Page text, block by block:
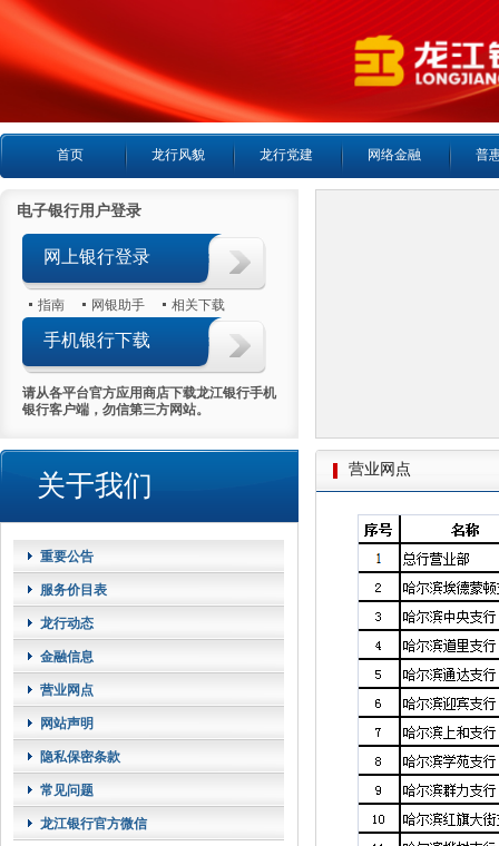
首页 龙行风貌 龙行党建 网络金融 普
电子银行用户登录
网上银行登录
指南 网银助手 相关下载
手机银行下载
请从各平台官方应用商店下载龙江银行手机
银行客户端，勿信第三方网站。
关于我们
重要公告
服务价目表
龙行动态
金融信息
营业网点
网站声明
隐私保密条款
常见问题
龙江银行官方微信
营业网点